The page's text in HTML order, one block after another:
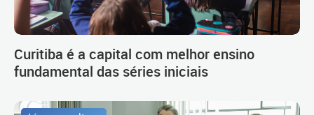
Curitiba é a capital com melhor ensino
fundamental das séries iniciais